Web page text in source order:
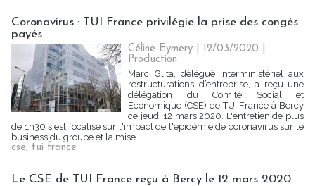
Coronavirus : TUI France privilégie la prise des congés
payés
Céline Eymery | 12/03/2020
Production
Marc Glita, délégué interministériel aux
restructurations d’entreprise, a reçu une
délégation du Comité Social et
Economique (CSE) de TUI France à Bercy
ce jeudi 12 mars 2020. L'entretien de plus
de 1h30 s'est focalisé sur l'impact de l'épidémie de coronavirus sur le
business du groupe et la mise...
cse, tui france
Le CSE de TUI France reçu à Bercy le 12 mars 2020